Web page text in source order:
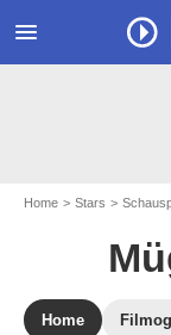
menu
Home Stars
Home